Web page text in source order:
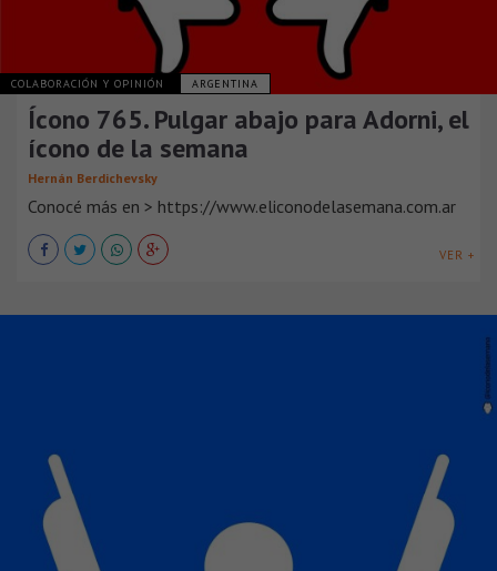
COLABORACIÓN Y OPINIÓN ARGENTINA
Ícono 765. Pulgar abajo para Adorni, el
ícono de la semana
Hernán Berdichevsky
Conocé más en > https://www.eliconodelasemana.com.ar
VER +